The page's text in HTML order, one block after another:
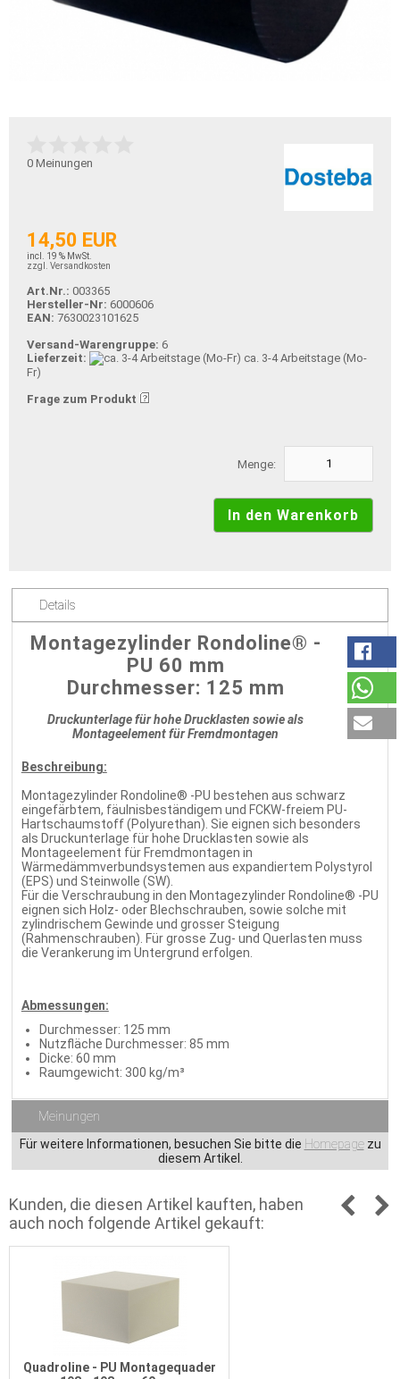
0 Meinungen
14,50 EUR
incl. 19 % MwSt.
zzgl. Versandkosten
Art.Nr.: 003365
Hersteller-Nr: 6000606
EAN: 7630023101625
Versand-Warengruppe: 6
Lieferzeit:
ca. 3-4 Arbeitstage (Mo-
Fr)
Frage zum Produkt
Menge:
Details
Montagezylinder Rondoline® -
PU 60 mm
Durchmesser: 125 mm
Druckunterlage für hohe Drucklasten sowie als
Montageelement für Fremdmontagen
Beschreibung:
Montagezylinder Rondoline® -PU bestehen aus schwarz
eingefärbtem, fäulnisbeständigem und FCKW-freiem PU-
Hartschaumstoff (Polyurethan). Sie eignen sich besonders
als Druckunterlage für hohe Drucklasten sowie als
Montageelement für Fremdmontagen in
Wärmedämmverbundsystemen aus expandiertem Polystyrol
(EPS) und Steinwolle (SW).
Für die Verschraubung in den Montagezylinder Rondoline® -PU
eignen sich Holz- oder Blechschrauben, sowie solche mit
zylindrischem Gewinde und grosser Steigung
(Rahmenschrauben). Für grosse Zug- und Querlasten muss
die Verankerung im Untergrund erfolgen.
Abmessungen:
Durchmesser: 125 mm
Nutzfläche Durchmesser: 85 mm
Dicke: 60 mm
Raumgewicht: 300 kg/m³
Meinungen
Für weitere Informationen, besuchen Sie bitte die Homepagezu
diesem Artikel.
Kunden, die diesen Artikel kauften, haben
auch noch folgende Artikel gekauft:
Quadroline - PU Montagequader